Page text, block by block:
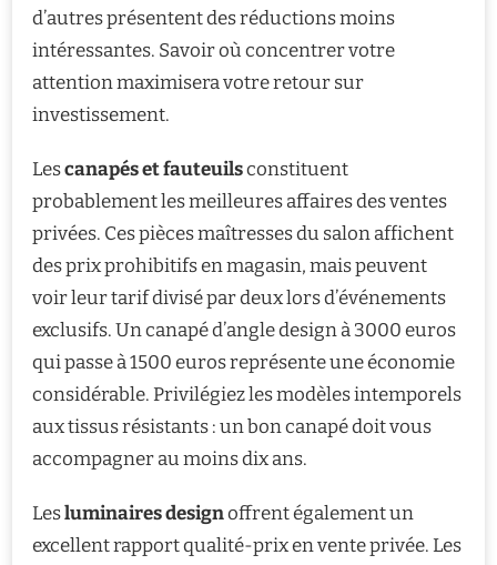
d’autres présentent des réductions moins
intéressantes. Savoir où concentrer votre
attention maximisera votre retour sur
investissement.
Lescanapés et fauteuilsconstituent
probablement les meilleures affaires des ventes
privées. Ces pièces maîtresses du salon affichent
des prix prohibitifs en magasin, mais peuvent
voir leur tarif divisé par deux lors d’événements
exclusifs. Un canapé d’angle design à 3000 euros
qui passe à 1500 euros représente une économie
considérable. Privilégiez les modèles intemporels
aux tissus résistants : un bon canapé doit vous
accompagner au moins dix ans.
Lesluminaires designoffrent également un
excellent rapport qualité-prix en vente privée. Les